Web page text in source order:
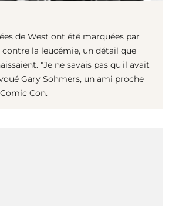
de West ont été marquées par
la leucémie, un détail que
"Je ne savais pas qu'il avait
Gary Sohmers, un ami proche
Con.